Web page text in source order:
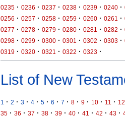
0235 · 0236 · 0237 · 0238 · 0239 · 0240 ·
0256 · 0257 · 0258 · 0259 · 0260 · 0261 ·
0277 · 0278 · 0279 · 0280 · 0281 · 0282 ·
0298 · 0299 · 0300 · 0301 · 0302 · 0303 ·
0319 · 0320 · 0321 · 0322 · 0323 ·
List of New
1 · 2 · 3 · 4 · 5 · 6 · 7 · 8 · 9 · 10 · 11 · 12
35 · 36 · 37 · 38 · 39 · 40 · 41 · 42 · 43 ·